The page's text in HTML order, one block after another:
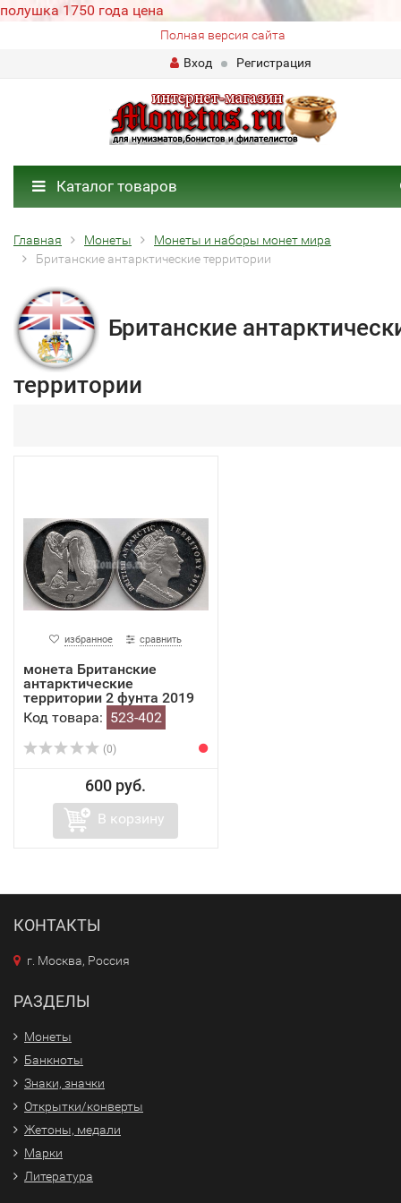
полушка 1750 года цена
Полная версия сайта
Вход
Регистрация
Каталог товаров
Главная Монеты
Монеты и наборы монет мира
Британские антарктические территории
Британские
территории
избранное сравнить
монета Британские
антарктические
территории 2 фунта 2019
...
Код товара: 523-402
(0)
600 руб.
В корзину
КОНТАКТЫ
г. Москва, Россия
РАЗДЕЛЫ
Монеты
Банкноты
Знаки, значки
Открытки/конверты
Жетоны, медали
Марки
Литература